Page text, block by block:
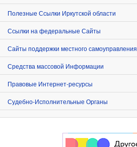
Полезные Ссылки Иркутской области
Ссылки на федеральные Сайты
Сайты поддержки местного самоуправления
Средства массовой Информации
Правовые Интернет-ресурсы
Судебно-Исполнительные Органы